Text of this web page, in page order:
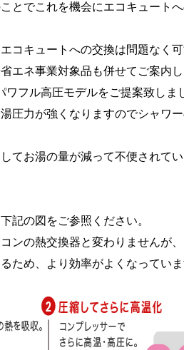
とでこれを機会にエコキュート
コキュートへの交換は問題なく
エネ事業対象品も併せてご案内
ワフル高圧モデルをご提案致しま
圧力が強くなりますのでシャワ
てお湯の量が減って不便されて
記の図をご参照ください。
ンの熱交換器と変わりませんが
ため、より効率がよくなってい